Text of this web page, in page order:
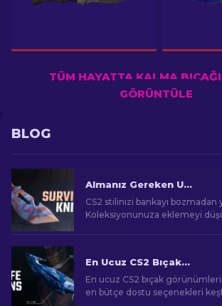
TÜM HAYATTA KALMA
GÖRÜNTÜLE
BLOG
Almanız Gereken Ucuz CS2 Hayatta Kalma Bıçağı Skinleri [2026]
CS2 stilinizi bankayı bozmadan
Koleksiyonunuza eklemeyi
En Ucuz CS2 Bıçak Görünümleri [2026]
En ucuz CS2 bıçak
en bütçe dostu seçenekleri